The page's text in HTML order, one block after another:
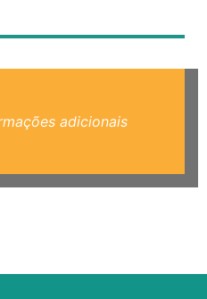
adicionais